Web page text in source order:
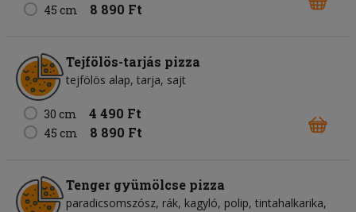
45 cm 8 890 Ft
Tejfölös-tarjás pizza
tejfölös alap tarja sajt
30 cm 4 490 Ft
45 cm 8 890 Ft
Tenger gyümölcse pizza
paradicsomszósz rák kagyló polip tintahalkarika